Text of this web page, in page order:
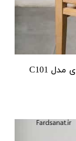
صندلی چوب راش با روکش پارچه‌ای مدل C101